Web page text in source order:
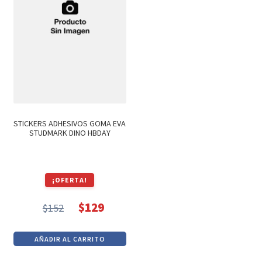
STICKERS ADHESIVOS GOMA EVA
STUDMARK DINO HBDAY
¡OFERTA!
$152
precio
original
$129
precio
actual
AÑADIR AL CARRITO